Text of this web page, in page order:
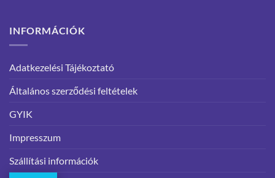
INFORMÁCIÓK
Adatkezelési Tájékoztató
Általános szerződési feltételek
GYIK
Impresszum
Szállítási információk